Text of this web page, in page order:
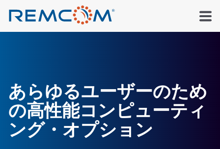
あらゆるユーザーのため
の高性能コンピューティ
ング・オプション